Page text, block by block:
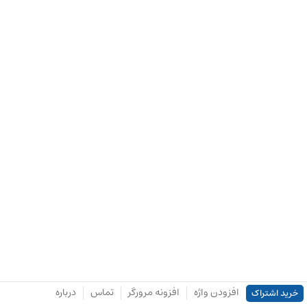
خرید اشتراک افزودن واژه افزونه مرورگر تماس درباره